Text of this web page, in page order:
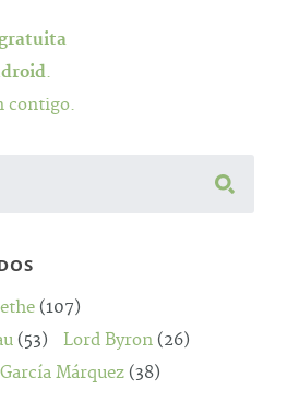
.
contigo.
(107)
(53) Lord Byron (26)
Márquez (38)